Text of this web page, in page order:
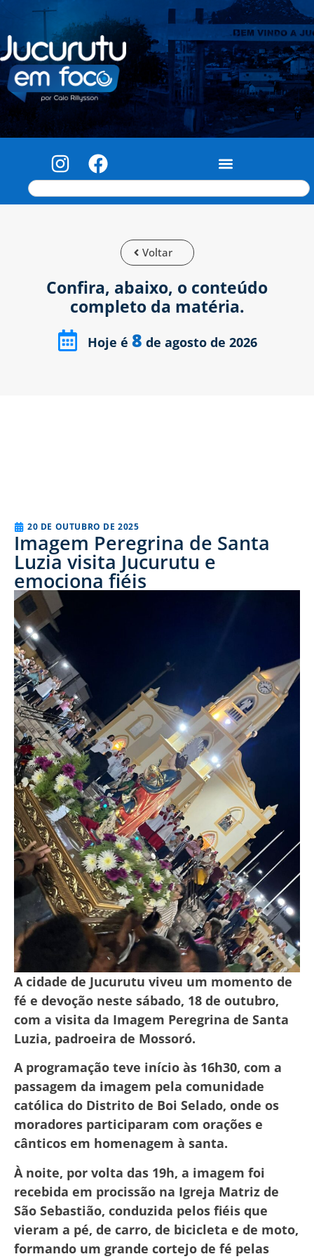
Voltar
Confira, abaixo, o conteúdo
completo da matéria.
Hoje é 8 de agosto de 2026
20 DE OUTUBRO DE 2025
Imagem Peregrina de Santa
Luzia visita Jucurutu e
emociona fiéis
A cidade de Jucurutu viveu um momento de
fé e devoção neste sábado, 18 de outubro,
com a visita da Imagem Peregrina de Santa
Luzia, padroeira de Mossoró.
A programação teve início às 16h30, com a
passagem da imagem pela comunidade
católica do Distrito de Boi Selado, onde os
moradores participaram com orações e
cânticos em homenagem à santa.
À noite, por volta das 19h, a imagem foi
recebida em procissão na Igreja Matriz de
São Sebastião, conduzida pelos fiéis que
vieram a pé, de carro, de bicicleta e de moto,
formando um grande cortejo de fé pelas